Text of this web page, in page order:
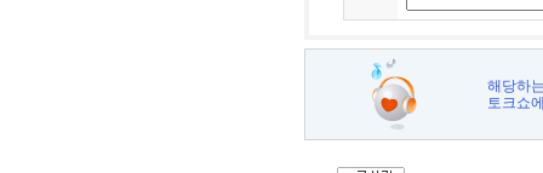
해당하
토크쇼